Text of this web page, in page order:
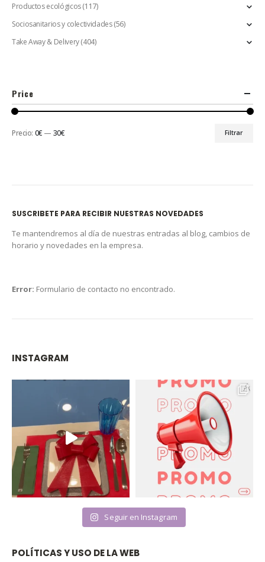
Productos ecológicos(117)
Sociosanitarios y colectividades (56)
Take Away & Delivery(404)
Price
Filtrar
Precio: 0€ — 30€
SUSCRIBETE PARA RECIBIR NUESTRAS NOVEDADES
Te mantendremos al día de nuestras entradas al blog, cambios de
horario y novedades en la empresa.
Error: Formulario de contacto no encontrado.
INSTAGRAM
Seguir en Instagram
POLÍTICAS Y USO DE LA WEB